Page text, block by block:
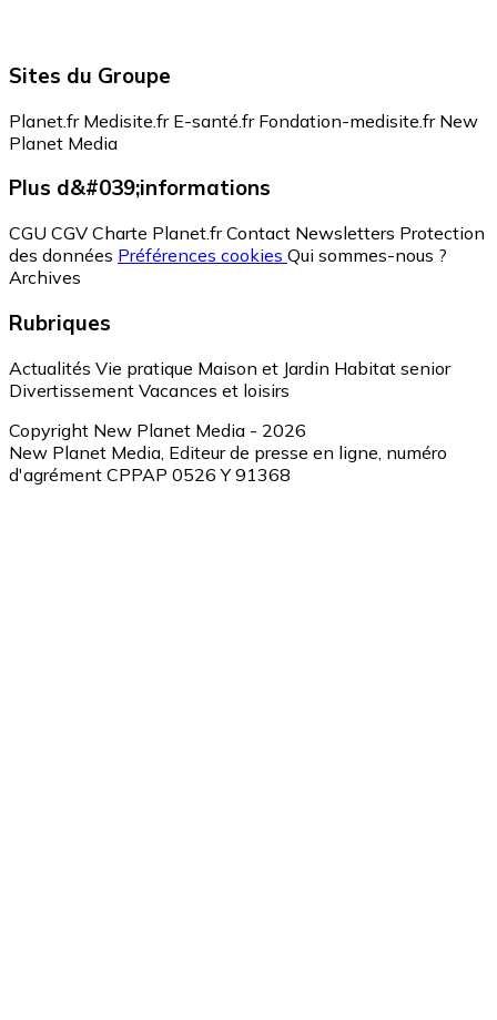
Sites du Groupe
Planet.fr Medisite.fr E-santé.fr Fondation-medisite.fr New
Planet Media
Plus d&#039;informations
CGU CGV Charte Planet.fr Contact Newsletters Protection
des données Préférences cookies Qui sommes-nous ?
Archives
Rubriques
Actualités Vie pratique Maison et Jardin Habitat senior
Divertissement Vacances et loisirs
Copyright New Planet Media - 2026
New Planet Media, Editeur de presse en ligne, numéro
d'agrément CPPAP 0526 Y 91368